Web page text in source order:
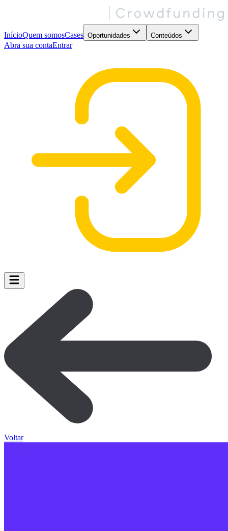
InícioQuem somosCases Oportunidades Conteúdos
Abra sua contaEntrar
Voltar